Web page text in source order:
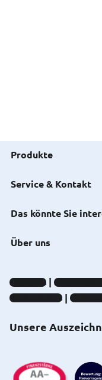
Produkte
Service & Kontakt
Das könnte Sie
Über uns
Unsere
Impressum Datenschutz-
Barrierefreiheit
Cookie-